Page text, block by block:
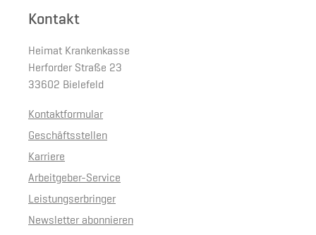
Kontakt
Heimat Krankenkasse
Herforder Straße 23
33602 Bielefeld
Kontaktformular
Geschäftsstellen
Karriere
Arbeitgeber-Service
Leistungserbringer
Newsletter abonnieren